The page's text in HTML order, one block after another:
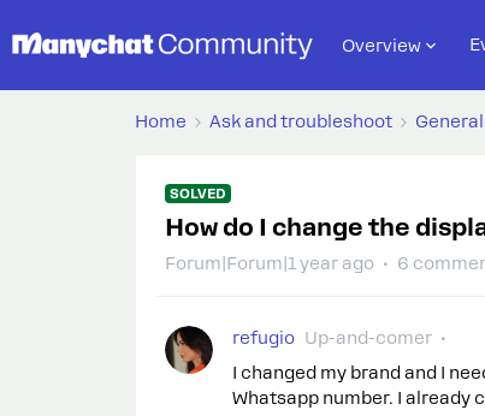
Overview
Home Ask and troubleshoot General
SOLVED
How do I change the
Forum|Forum|1 year ago 6
refugio Up-and-comer
I changed my brand and I
Whatsapp number. I already